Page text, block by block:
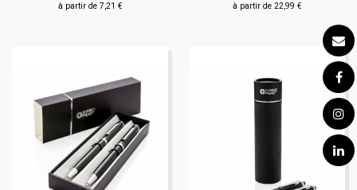
à partir de 7,21 € à partir de 22,99 €